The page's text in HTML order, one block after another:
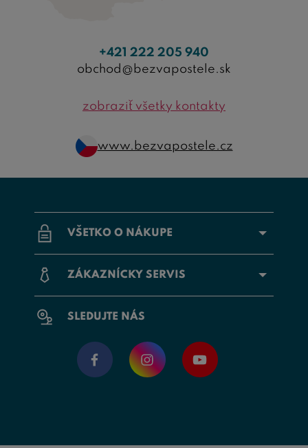
VŠETKO O NÁKUPE
ZÁKAZNÍCKY SERVIS
SLEDUJTE NÁS
+421 222 205 940
obchod@bezvapostele.sk
zobraziť všetky kontakty
www.bezvapostele.cz